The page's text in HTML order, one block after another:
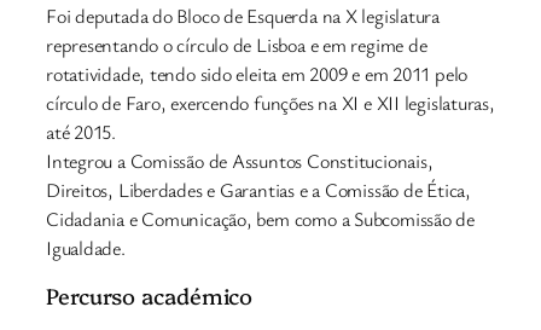
Foi deputada do Bloco de Esquerda na X legislatura
representando o círculo de Lisboa e em regime de
rotatividade, tendo sido eleita em 2009 e em 2011 pelo
círculo de Faro, exercendo funções na XI e XII legislaturas,
até 2015.
Integrou a Comissão de Assuntos Constitucionais,
Direitos, Liberdades e Garantias e a Comissão de Ética,
Cidadania e Comunicação, bem como a Subcomissão de
Igualdade.
Percurso académico